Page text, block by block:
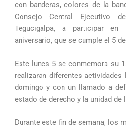
con banderas, colores de la
Consejo Central Ejecutivo
Tegucigalpa, a participar
aniversario, que se cumple el 5
Este lunes 5 se conmemora su
realizaran diferentes
domingo y con un llamado a
estado de derecho y la unidad
Durante este fin de semana, los